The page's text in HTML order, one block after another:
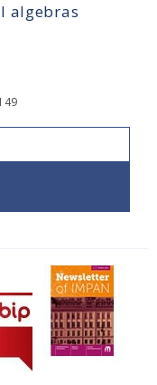
algebras